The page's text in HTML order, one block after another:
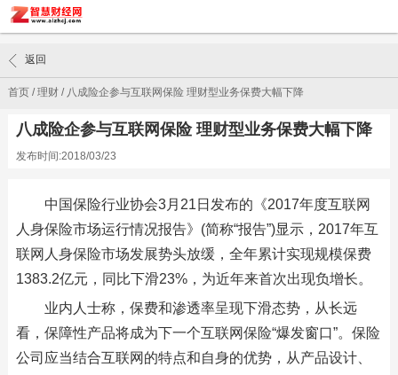
首页/理财/ 八成险企参与互联网保险 理财型业务保费大幅下降
返回
八成险企参与互联网保险 理财型业务保费大幅下降
发布时间:2018/03/23
中国保险行业协会3月21日发布的《2017年度互联网
人身保险市场运行情况报告》(简称“报告”)显示，2017年互
联网人身保险市场发展势头放缓，全年累计实现规模保费
1383.2亿元，同比下滑23%，为近年来首次出现负增长。
业内人士称，保费和渗透率呈现下滑态势，从长远
看，保障性产品将成为下一个互联网保险“爆发窗口”。保险
公司应当结合互联网的特点和自身的优势，从产品设计、